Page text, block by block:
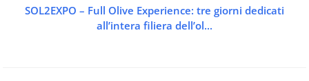
SOL2EXPO – Full Olive Experience: tre giorni dedicati
all’intera filiera dell’ol...